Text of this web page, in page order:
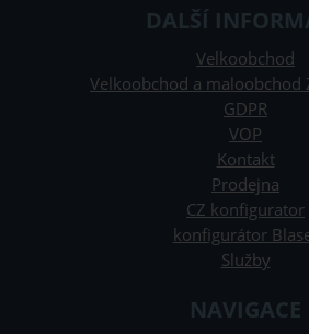
DALŠÍ
Velkoobchod
Velkoobchod a maloobchod
GDPR
VOP
Kontakt
Prodejna
CZ konfigurator
konfigurátor
Služby
NAVIGACE